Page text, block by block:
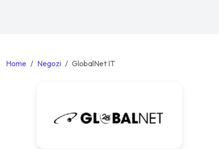
Home Negozi GlobalNet IT